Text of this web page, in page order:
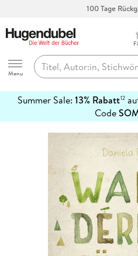
100 Tage
Hugendubel
Menu
Summer Sale: 13% Rabatt12
Code
erfahren